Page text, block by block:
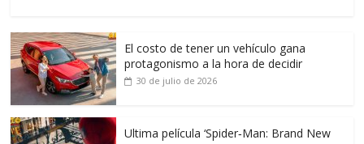
El costo de tener un vehículo gana
protagonismo a la hora de decidir
30 de julio de 2026
Ultima película ‘Spider‑Man: Brand New